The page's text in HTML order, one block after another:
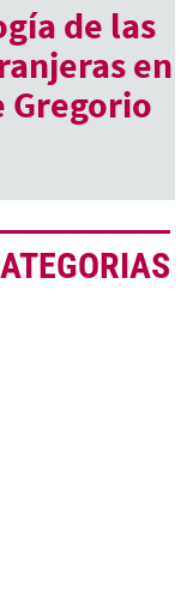
de las
en
Gregorio